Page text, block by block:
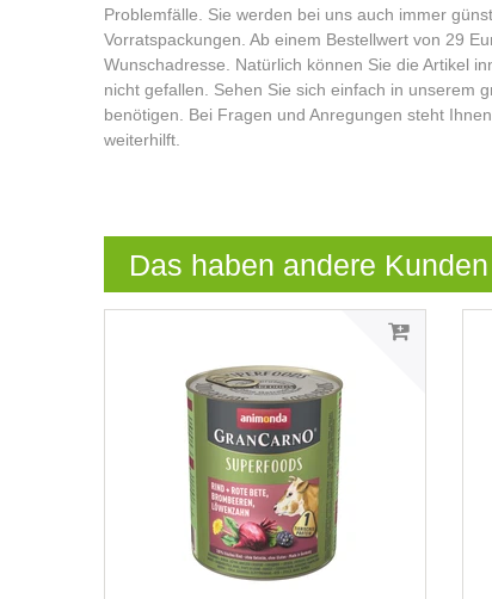
Problemfälle. Sie werden bei uns auch immer
Vorratspackungen. Ab einem Bestellwert von 29
Wunschadresse. Natürlich können Sie die Artikel
nicht gefallen. Sehen Sie sich einfach in unserem
benötigen. Bei Fragen und Anregungen steht
weiterhilft.
Das haben andere